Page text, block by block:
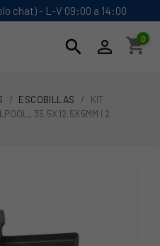
chat) - L-V 09:00 a 14:00
search  shopping_cart
0
ESCOBILLAS
KIT
35.5X12.5X5MM (2